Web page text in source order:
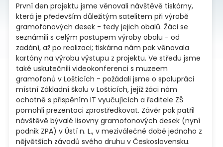
První den projektu jsme věnovali návštěvě tiskárny,
která je především důležitým satelitem při výrobě
gramofonových desek - tedy jejich obalů. Žáci se
seznámili s celým postupem výroby obalu - od
zadání, až po realizaci; tiskárna nám pak věnovala
kartóny na výrobu výstupu z projektu. Ve středu jsme
také uskutečnili videokonferenci s muzeem
gramofonů v Lošticích - požádali jsme o spolupráci
místní Základní školu v Lošticích, jejíž žáci nám
ochotně s přispěním IT vyučujících a ředitele ZŠ
pomohli prezentaci zprostředkovat. Závěr pak patřil
návštěvě bývalé lisovny gramofonových desek (nyní
podnik ZPA) v Ústí n. L., v meziválečné době jednoho z
nějvětších závodů svého druhu v Československu.